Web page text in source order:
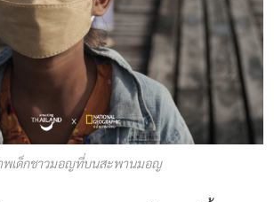
พเด็กชาวมอญที่บนสะพานมอญ